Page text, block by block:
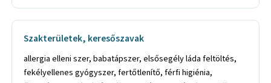
Szakterületek, keresőszavak
allergia elleni szer, babatápszer, elsősegély láda feltöltés,
fekélyellenes gyógyszer, fertőtlenítő, férfi higiénia,